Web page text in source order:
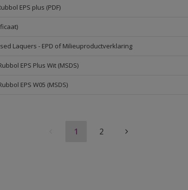
EPS plus (PDF)
Laquers - EPD of Milieuproductverklaring
EPS Plus Wit (MSDS)
EPS W05 (MSDS)
1 2